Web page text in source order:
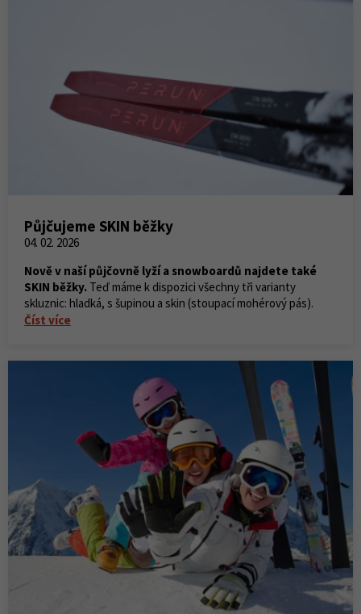
Půjčujeme SKIN běžky
04. 02. 2026
Nově v naší půjčovně lyží a snowboardů najdete také
SKIN běžky. Teď máme k dispozici všechny tři varianty
skluznic: hladká, s šupinou a skin (stoupací mohérový pás).
Číst více